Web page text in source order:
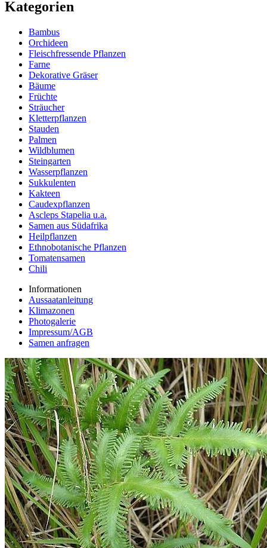
Kategorien
Bambus
Orchideen
Fleischfressende Pflanzen
Farne
Dekorative Gräser
Bäume
Früchte
Sträucher
Kletterpflanzen
Stauden
Palmen
Wildblumen
Steingarten
Wasserpflanzen
Sukkulenten
Kakteen
Caudexpflanzen
Ascleps Stapelia u.a.
Samen aus Südafrika
Heilpflanzen
Ethnobotanische Pflanzen
Tomatensamen
Chili
Informationen
Aussaatanleitung
Klimazonen
Photogalerie
Impressum/AGB
Samen anfragen